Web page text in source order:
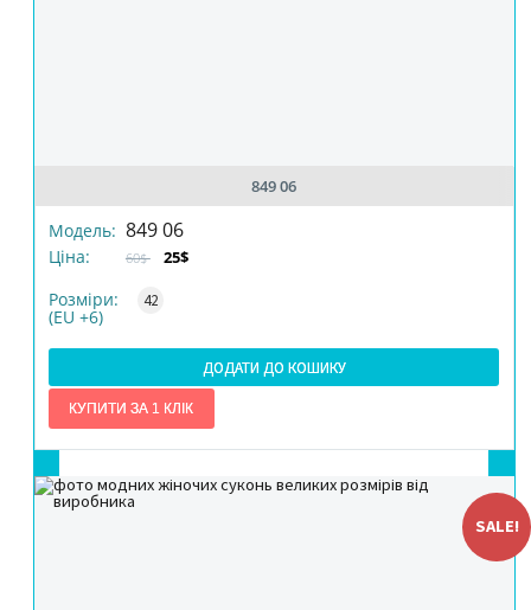
849 06
Модель: 849 06
Ціна: 60$
25$
Розміри:
(EU +6)
42
ДОДАТИ ДО КОШИКУ
КІЛЬКІСТЬ
SALE!